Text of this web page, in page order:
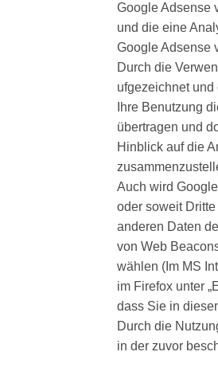
Google Adsense
und die eine
Google Adsense
Durch die
ufgezeichnet
Ihre Benutzung
übertragen und
Hinblick auf die
Auch wird
oder soweit
anderen Daten
von Web
wählen (Im MS
im Firefox unter
dass Sie in
Durch die
in der zuvor